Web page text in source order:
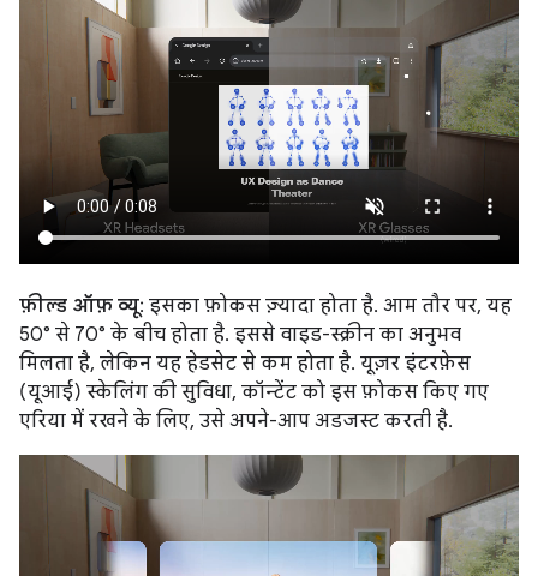
फ़ील्ड ऑफ़ व्यू: इसका फ़ोकस ज़्यादा होता है. आम तौर पर, यह
50° से 70° के बीच होता है. इससे वाइड-स्क्रीन का अनुभव
मिलता है, लेकिन यह हेडसेट से कम होता है. यूज़र इंटरफ़ेस
(यूआई) स्केलिंग की सुविधा, कॉन्टेंट को इस फ़ोकस किए गए
एरिया में रखने के लिए, उसे अपने-आप अडजस्ट करती है.